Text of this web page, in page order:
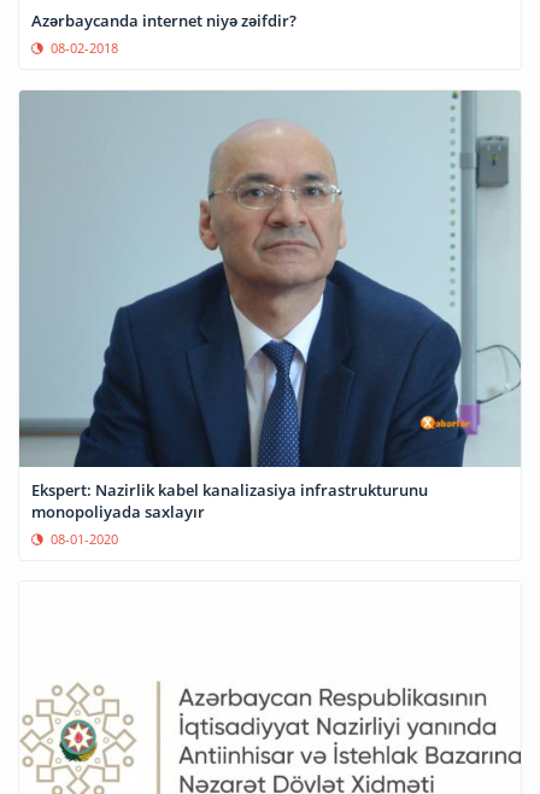
Azərbaycanda internet niyə zəifdir?
08-02-2018
Ekspert: Nazirlik kabel kanalizasiya infrastrukturunu
monopoliyada saxlayır
08-01-2020